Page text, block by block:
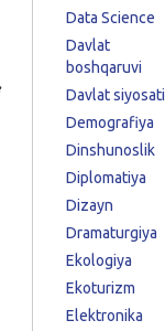
Data Science
Davlat
boshqaruvi
Davlat siyosati
Demografiya
Dinshunoslik
Diplomatiya
Dizayn
Dramaturgiya
Ekologiya
Ekoturizm
Elektronika